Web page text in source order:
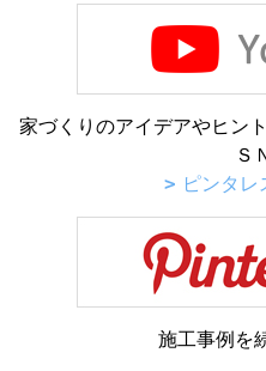
家づくりのアイデアやヒン
Ｓ
ピンタレ
施工事例を